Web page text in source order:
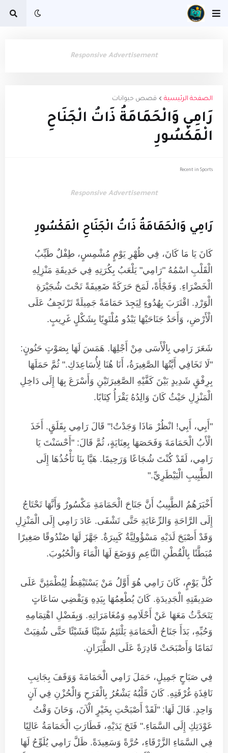
Responsive Advertisement
الصفحة الرئيسية قصص حيوانات
رَامِي وَالْحَمَامَةُ ذَاتُ الْجَنَاحِ
الْمَكْسُورِ
Recent in Sports
Responsive Advertisement
رَامِي وَالْحَمَامَةُ ذَاتُ الْجَنَاحِ الْمَكْسُورِ
كَانَ يَا مَا كَانَ، فِي ظُهْرِ يَوْمٍ مُشْمِسٍ، طِفْلٌ طَيِّبُ
الْقَلْبِ اسْمُهُ "رَامِي" يَلْعَبُ بِكُرَتِهِ فِي حَدِيقَةِ مَنْزِلِهِ
الْخَضْرَاءِ. وَفَجْأَةً، لَمَحَ حَرَكَةً ضَعِيفَةً تَحْتَ شُجَيْرَةِ
الْوَرْدِ. اقْتَرَبَ بِهُدُوءٍ لِيَجِدَ حَمَامَةً جَمِيلَةً تَرْتَجِفُ عَلَى
الْأَرْضِ، وَأَحَدُ جَنَاحَيْهَا يَبْدُو مُلْتَوِيًا بِشَكْلٍ غَرِيبٍ.
شَعَرَ رَامِي بِالْأَسَى مِنْ أَجْلِهَا. هَمَسَ لَهَا بِصَوْتٍ حَنُونٍ:
"لَا تَخَافِي أَيَّتُهَا الصَّغِيرَةُ، أَنَا هُنَا لِأُسَاعِدَكِ." ثُمَّ حَمَلَهَا
بِرِفْقٍ شَدِيدٍ بَيْنَ كَفَّيْهِ الصَّغِيرَتَيْنِ وَأَسْرَعَ بِهَا إِلَى دَاخِلِ
الْمَنْزِلِ حَيْثُ كَانَ وَالِدُهُ يَقْرَأُ كِتَابًا.
"أَبِي، أَبِي! انْظُرْ مَاذَا وَجَدْتُ!" قَالَ رَامِي بِقَلَقٍ. أَخَذَ
الْأَبُ الْحَمَامَةَ وَفَحَصَهَا بِعِنَايَةٍ، ثُمَّ قَالَ: "أَحْسَنْتَ يَا
رَامِي، لَقَدْ كُنْتَ شُجَاعًا وَرَحِيمًا. هَيَّا بِنَا نَأْخُذُهَا إِلَى
الطَّبِيبِ الْبَيْطَرِيِّ."
أَخْبَرَهُمُ الطَّبِيبُ أَنَّ جَنَاحَ الْحَمَامَةِ مَكْسُورٌ وَأَنَّهَا تَحْتَاجُ
إِلَى الرَّاحَةِ وَالرِّعَايَةِ حَتَّى تَشْفَى. عَادَ رَامِي إِلَى الْمَنْزِلِ
وَقَدْ أَصْبَحَ لَدَيْهِ مَسْؤُولِيَّةٌ كَبِيرَةٌ. جَهَّزَ لَهَا صُنْدُوقًا صَغِيرًا
مُبَطَّنًا بِالْقُطْنِ النَّاعِمِ وَوَضَعَ لَهَا الْمَاءَ وَالْحُبُوبَ.
كُلَّ يَوْمٍ، كَانَ رَامِي هُوَ أَوَّلُ مَنْ يَسْتَيْقِظُ لِيُطْمَئِنَّ عَلَى
صَدِيقَتِهِ الْجَدِيدَةِ. كَانَ يُطْعِمُهَا بِيَدِهِ وَيَقْضِي سَاعَاتٍ
يَتَحَدَّثُ مَعَهَا عَنْ أَحْلَامِهِ وَمُغَامَرَاتِهِ. وَبِفَضْلِ اهْتِمَامِهِ
وَحُبِّهِ، بَدَأَ جَنَاحُ الْحَمَامَةِ يَلْتَئِمُ شَيْئًا فَشَيْئًا حَتَّى شُفِيَتْ
تَمَامًا وَأَصْبَحَتْ قَادِرَةً عَلَى الطَّيَرَانِ.
فِي صَبَاحٍ جَمِيلٍ، حَمَلَ رَامِي الْحَمَامَةَ وَوَقَفَ بِجَانِبِ
نَافِذَةِ غُرْفَتِهِ. كَانَ قَلْبُهُ يَشْعُرُ بِالْفَرَحِ وَالْحُزْنِ فِي آنٍ
وَاحِدٍ. قَالَ لَهَا: "لَقَدْ أَصْبَحْتِ بِخَيْرٍ الْآنَ، وَحَانَ وَقْتُ
عَوْدَتِكِ إِلَى السَّمَاءِ." فَتَحَ يَدَيْهِ، فَطَارَتِ الْحَمَامَةُ عَالِيًا
فِي السَّمَاءِ الزَّرْقَاءِ، حُرَّةً وَسَعِيدَةً. ظَلَّ رَامِي يُلَوِّحُ لَهَا